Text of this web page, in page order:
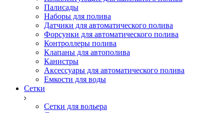
Палисады
Наборы для полива
Датчики для автоматического полива
Форсунки для автоматического полива
Контроллеры полива
Клапаны для автополива
Канистры
Аксессуары для автоматического полива
Емкости для воды
Сетки
Сетки для вольера